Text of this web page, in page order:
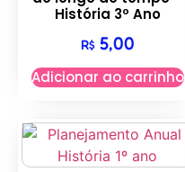
História 3º Ano
R$5,00
Adicionar ao carrinho